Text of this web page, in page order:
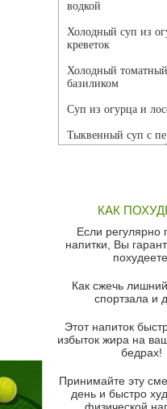
водкой
Холодный суп из
креветок
Холодный
базиликом
Суп из огурца и
Тыквенный суп с
чесноком и
красного перца
Парижский
Суп из спаржи и
Суп-крем из
Французский
Суп из баклажанов
Грибной крем-суп с
козьим сыром
КАК
Если регулярно
напитки, Вы
Как сжечь
спортзала и
Этот напиток
избыток жира на
бедрах!
Принимайте эту
день и быстро